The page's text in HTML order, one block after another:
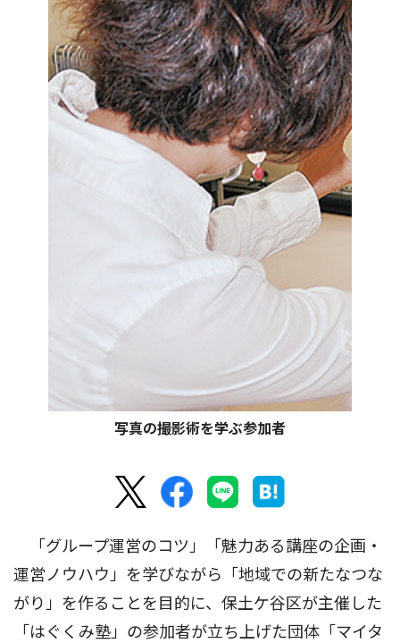
写真の撮影術を学ぶ参加者
「グループ運営のコツ」「魅力ある講座の企画・
運営ノウハウ」を学びながら「地域での新たなつな
がり」を作ることを目的に、保土ケ谷区が主催した
「はぐくみ塾」の参加者が立ち上げた団体「マイタ